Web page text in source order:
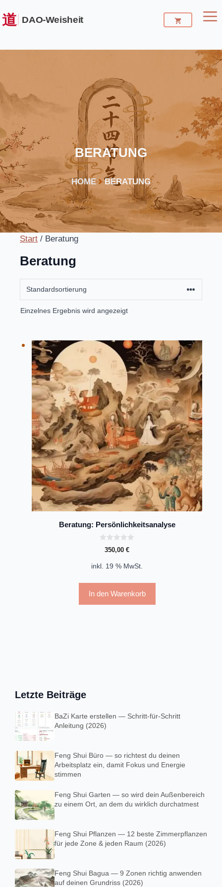
Inhalt
BERATUNG
HOME BERATUNG
Start / Beratung
Beratung
Einzelnes Ergebnis wird angezeigt
Beratung: Persönlichkeitsanalyse
n
5
350,00 €
inkl. 19 % MwSt.
In den Warenkorb
Letzte Beiträge
BaZi Karte erstellen — Schritt-für-Schritt
Anleitung (2026)
Feng Shui Büro — so richtest du deinen
Arbeitsplatz ein, damit Fokus und Energie
stimmen
Feng Shui Garten — so wird dein Außenbereich
zu einem Ort, an dem du wirklich durchatmest
Feng Shui Pflanzen — 12 beste Zimmerpflanzen
für jede Zone & jeden Raum (2026)
Feng Shui Bagua — 9 Zonen richtig anwenden
auf deinen Grundriss (2026)